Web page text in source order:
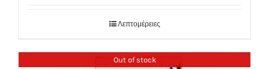
Λεπτομέρειες
Out of stock